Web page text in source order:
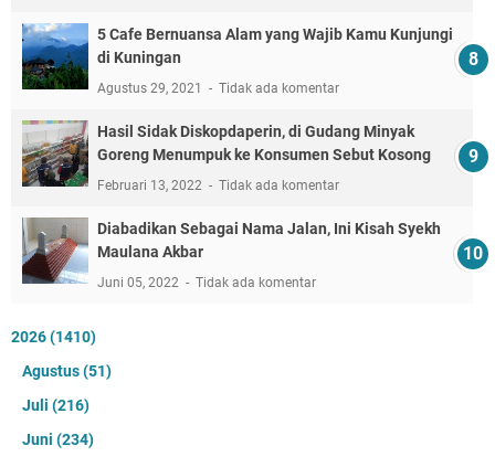
5 Cafe Bernuansa Alam yang Wajib Kamu Kunjungi
di Kuningan
Agustus 29, 2021 Tidak ada komentar
Hasil Sidak Diskopdaperin, di Gudang Minyak
Goreng Menumpuk ke Konsumen Sebut Kosong
Februari 13, 2022 Tidak ada komentar
Diabadikan Sebagai Nama Jalan, Ini Kisah Syekh
Maulana Akbar
Juni 05, 2022 Tidak ada komentar
2026(1410)
Agustus(51)
Juli (216)
Juni (234)